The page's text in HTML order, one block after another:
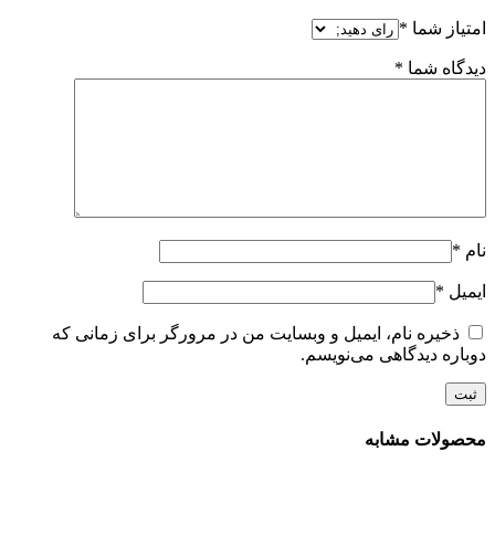
امتیاز شما *
دیدگاه شما *
نام *
ایمیل *
ذخیره نام، ایمیل و وبسایت من در مرورگر برای زمانی که
دوباره دیدگاهی می‌نویسم.
محصولات مشابه